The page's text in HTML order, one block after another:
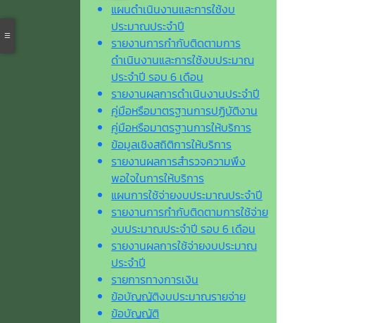
แผนดำเนินงานและการใช้งบ
ประมาณประจำปี
รายงานการกำกับติดตามการ
ดำเนินงานและการใช้งบประมาณ
ประจำปี รอบ 6 เดือน
รายงานผลการดำเนินงานประจำปี
คู่มือหรือมาตรฐานการปฏิบัติงาน
คู่มือหรือมาตรฐานการให้บริการ
ข้อมูลเชิงสถิติการให้บริการ
รายงานผลการสำรวจความพึง
พอใจในการให้บริการ
แผนการใช้จ่ายงบประมาณประจำปี
รายงานการกำกับติดตามการใช้จ่าย
งบประมาณประจำปี รอบ 6 เดือน
รายงานผลการใช้จ่ายงบประมาณ
ประจำปี
รายการทางการเงิน
ข้อบัญญัติงบประมาณรายจ่าย
ข้อบัญญัติ